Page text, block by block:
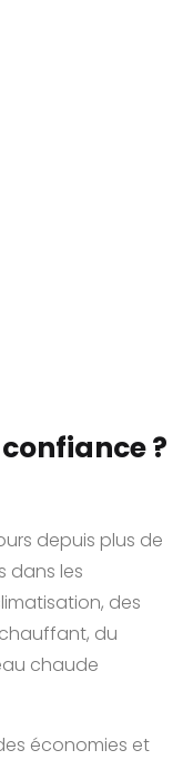
avec
?
depuis plus de
dans les
des
du
chaude
économies et